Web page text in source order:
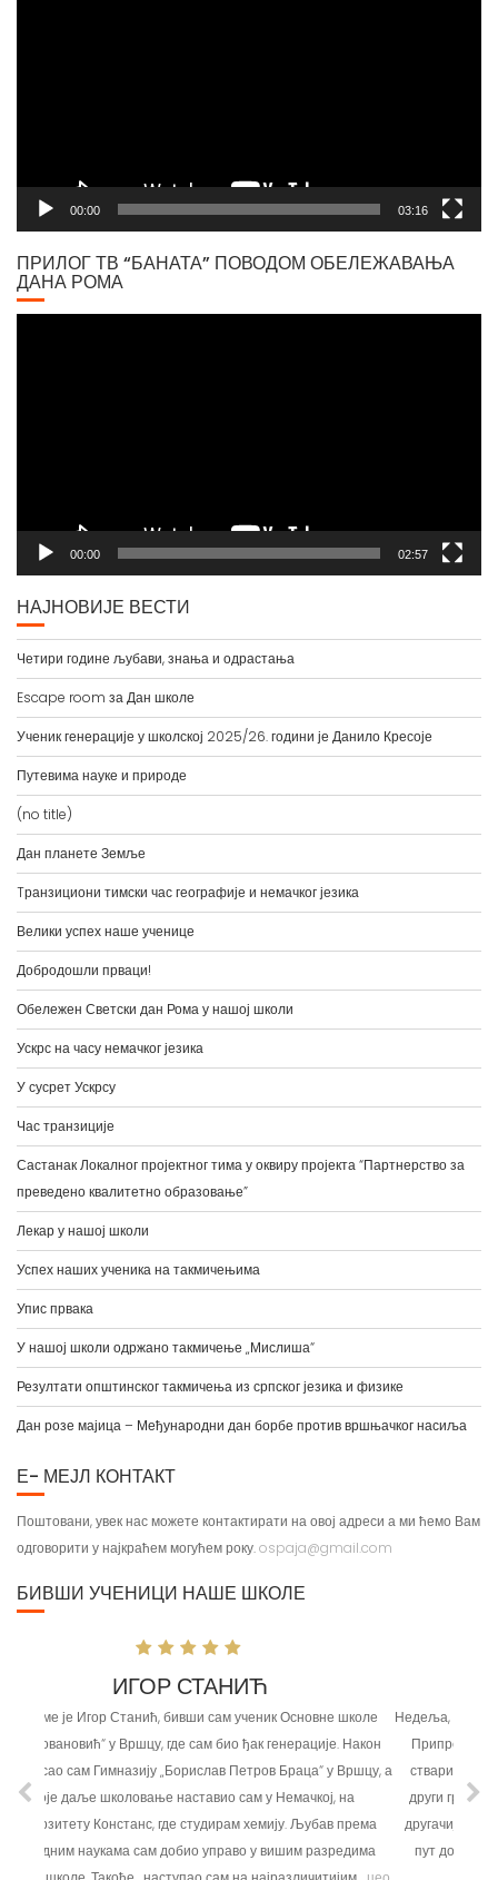
00:00
ПРИЛОГ ТВ “БАНАТА” ПОВОДОМ ОБЕЛЕЖАВАЊА
ДАНА РОМА
Video
00:00
НАЈНОВИЈЕ ВЕСТИ
Четири године љубави, знања и одрастања
Escape room за Дан школе
Ученик генерације у школској 2025/26. години је Данило Кресоје
Путевима науке и природе
(no title)
Дан планете Земље
Tранзициони тимски час географије и немачког језика
Велики успех наше ученице
Добродошли прваци!
Обележен Светски дан Рома у нашој школи
Ускрс на часу немачког језика
У сусрет Ускрсу
Час транзиције
Састанак Локалног пројектног тима у оквиру пројекта “Партнерство за
преведено квалитетно образовање”
Лекар у нашој школи
Успех наших ученика на такмичењима
У нашој школи одржано такмичење „Мислиша“
Резултати општинског такмичења из српског језика и физике
Дан розе мајица – Међународни дан борбе против вршњачког насиља
Поштовани, увек нас можете контактирати на овој адреси а ми ћемо Вам
одговорити у најкраћем могућем року.ospaja@gmail.com
МИЛИЦА ЂОЛИЋ
Недеља, дан као створен за одмор и разоноду у кругу породице.
Припрема ручка, шетња, друштвене игре и остале забавне
ствари. Али онда читаву идилу прекидају мисли о одласку у
други град, студирању и наставку животног пута неком мало
другачијом и стрмијом улицом. Сви смо ми свесни да тај нови
пут доноси много нових знања, искустава и контаката, али
проради у...цео текст...